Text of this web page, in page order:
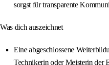
sorgst für transparente
Was dich auszeichnet
Eine abgeschlossene
Technikerin oder Meisterin der